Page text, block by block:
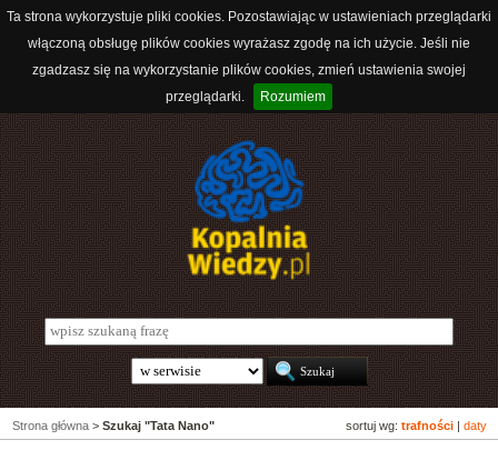
Ta strona wykorzystuje pliki cookies. Pozostawiając w ustawieniach przeglądarki
włączoną obsługę plików cookies wyrażasz zgodę na ich użycie. Jeśli nie
zgadzasz się na wykorzystanie plików cookies, zmień ustawienia swojej
przeglądarki.
Rozumiem
sortuj wg: trafności daty
Strona główna > Szukaj "Tata Nano"